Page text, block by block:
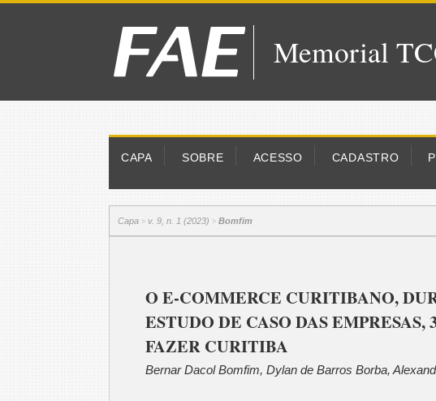
Memorial
CAPA SOBRE ACESSO CADASTRO
Capa >v. 9, n. 1 (2023) >Bomfim
O E-COMMERCE CURITIBANO,
ESTUDO DE CASO DAS
FAZER CURITIBA
Bernar Dacol Bomfim, Dylan de Barros Borba,